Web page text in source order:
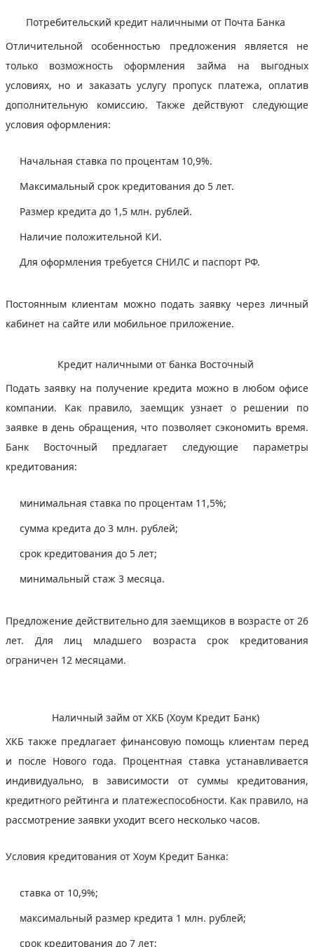
Потребительский кредит наличными от Почта Банка
Отличительной особенностью предложения является не
только возможность оформления займа на выгодных
условиях, но и заказать услугу пропуск платежа, оплатив
дополнительную комиссию. Также действуют следующие
условия оформления:
Начальная ставка по процентам 10,9%.
Максимальный срок кредитования до 5 лет.
Размер кредита до 1,5 млн. рублей.
Наличие положительной КИ.
Для оформления требуется СНИЛС и паспорт РФ.
Постоянным клиентам можно подать заявку через личный
кабинет на сайте или мобильное приложение.
Кредит наличными от банка Восточный
Подать заявку на получение кредита можно в любом офисе
компании. Как правило, заемщик узнает о решении по
заявке в день обращения, что позволяет сэкономить время.
Банк Восточный предлагает следующие параметры
кредитования:
минимальная ставка по процентам 11,5%;
сумма кредита до 3 млн. рублей;
срок кредитования до 5 лет;
минимальный стаж 3 месяца.
Предложение действительно для заемщиков в возрасте от 26
лет. Для лиц младшего возраста срок кредитования
ограничен 12 месяцами.
Наличный займ от ХКБ (Хоум Кредит Банк)
ХКБ также предлагает финансовую помощь клиентам перед
и после Нового года. Процентная ставка устанавливается
индивидуально, в зависимости от суммы кредитования,
кредитного рейтинга и платежеспособности. Как правило, на
рассмотрение заявки уходит всего несколько часов.
Условия кредитования от Хоум Кредит Банка:
ставка от 10,9%;
максимальный размер кредита 1 млн. рублей;
срок кредитования до 7 лет;